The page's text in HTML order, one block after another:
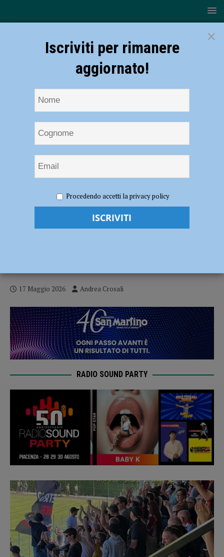
sbanca Lentigione e vince i play-off! Mustacchio e Manuzzi fanno
festeggiare i biancorossi – VIDEO
Il Piacenza sbanca Lentigione e vince i
17 Maggio 2026 Andrea Crosali
RADIO SOUND PARTY
×
Iscriviti per rimanere
aggiornato!
Procedendo accetti la privacy policy